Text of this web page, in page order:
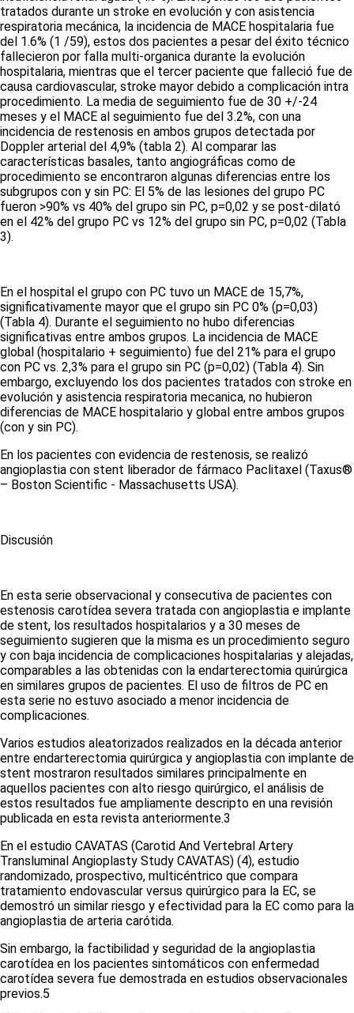
tratados durante un stroke en evolución y con asistencia
respiratoria mecánica, la incidencia de MACE hospitalaria fue
del 1.6% (1 /59), estos dos pacientes a pesar del éxito técnico
fallecieron por falla multi-organica durante la evolución
hospitalaria, mientras que el tercer paciente que falleció fue de
causa cardiovascular, stroke mayor debido a complicación intra
procedimiento. La media de seguimiento fue de 30 +/-24
meses y el MACE al seguimiento fue del 3.2%, con una
incidencia de restenosis en ambos grupos detectada por
Doppler arterial del 4,9% (tabla 2). Al comparar las
características basales, tanto angiográficas como de
procedimiento se encontraron algunas diferencias entre los
subgrupos con y sin PC: El 5% de las lesiones del grupo PC
fueron >90% vs 40% del grupo sin PC, p=0,02 y se post-dilató
en el 42% del grupo PC vs 12% del grupo sin PC, p=0,02 (Tabla
3).
En el hospital el grupo con PC tuvo un MACE de 15,7%,
significativamente mayor que el grupo sin PC 0% (p=0,03)
(Tabla 4). Durante el seguimiento no hubo diferencias
significativas entre ambos grupos. La incidencia de MACE
global (hospitalario + seguimiento) fue del 21% para el grupo
con PC vs. 2,3% para el grupo sin PC (p=0,02) (Tabla 4). Sin
embargo, excluyendo los dos pacientes tratados con stroke en
evolución y asistencia respiratoria mecanica, no hubieron
diferencias de MACE hospitalario y global entre ambos grupos
(con y sin PC).
En los pacientes con evidencia de restenosis, se realizó
angioplastia con stent liberador de fármaco Paclitaxel (Taxus®
– Boston Scientific - Massachusetts USA).
Discusión
En esta serie observacional y consecutiva de pacientes con
estenosis carotídea severa tratada con angioplastia e implante
de stent, los resultados hospitalarios y a 30 meses de
seguimiento sugieren que la misma es un procedimiento seguro
y con baja incidencia de complicaciones hospitalarias y alejadas,
comparables a las obtenidas con la endarterectomia quirúrgica
en similares grupos de pacientes. El uso de filtros de PC en
esta serie no estuvo asociado a menor incidencia de
complicaciones.
Varios estudios aleatorizados realizados en la década anterior
entre endarterectomia quirúrgica y angioplastia con implante de
stent mostraron resultados similares principalmente en
aquellos pacientes con alto riesgo quirúrgico, el análisis de
estos resultados fue ampliamente descripto en una revisión
publicada en esta revista anteriormente.3
En el estudio CAVATAS (Carotid And Vertebral Artery
Transluminal Angioplasty Study CAVATAS) (4), estudio
randomizado, prospectivo, multicéntrico que compara
tratamiento endovascular versus quirúrgico para la EC, se
demostró un similar riesgo y efectividad para la EC como para la
angioplastia de arteria carótida.
Sin embargo, la factibilidad y seguridad de la angioplastia
carotídea en los pacientes sintomáticos con enfermedad
carotídea severa fue demostrada en estudios observacionales
previos.5